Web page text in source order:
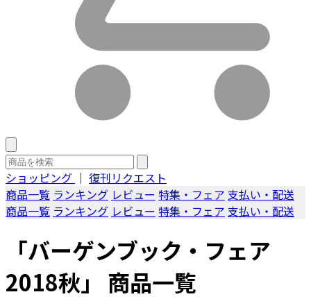
ショッピング ｜ 復刊リクエスト
商品一覧 ランキング レビュー 特集・フェア 支払い・配送
商品一覧 ランキング レビュー 特集・フェア 支払い・配送
「バーゲンブック・フェア
2018秋」 商品一覧